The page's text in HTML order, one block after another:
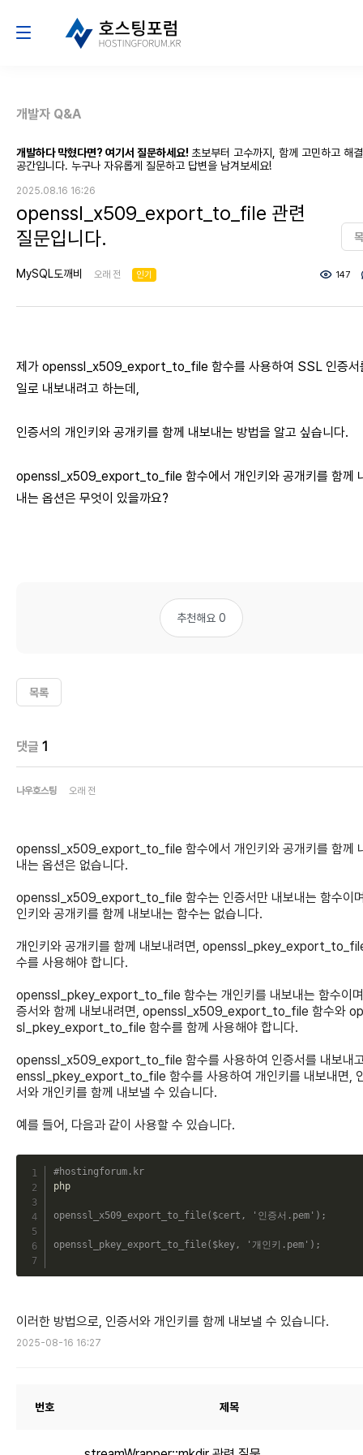
개발자 Q&A
개발하다 막혔다면? 여기서 질문하세요! 초보부터 고수까지, 함께 고민하고 해
공간입니다. 누구나 자유롭게 질문하고 답변을 남겨보세요!
2025.08.16 16:26
openssl_x509_export_to_file 관련
질문입니다.
MySQL도깨비 오래 전 인기 147
제가 openssl_x509_export_to_file 함수를 사용하여 SSL 인증서
일로 내보내려고 하는데,
인증서의 개인키와 공개키를 함께 내보내는 방법을 알고 싶습니다.
openssl_x509_export_to_file 함수에서 개인키와 공개키를 함께
내는 옵션은 무엇이 있을까요?
추천해요 0
목록
댓글 1
나우호스팅 오래 전
openssl_x509_export_to_file 함수에서 개인키와 공개키를 함께
내는 옵션은 없습니다.
openssl_x509_export_to_file 함수는 인증서만 내보내는 함수이
인키와 공개키를 함께 내보내는 함수는 없습니다.
개인키와 공개키를 함께 내보내려면,
수를 사용해야 합니다.
openssl_pkey_export_to_file 함수는 개인키를 내보내는 함수이
증서와 함께 내보내려면, openssl_x509_export_to_file 함수와
sl_pkey_export_to_file 함수를 함께 사용해야 합니다.
openssl_x509_export_to_file 함수를 사용하여 인증서를 내보내
enssl_pkey_export_to_file 함수를 사용하여 개인키를 내보내면,
서와 개인키를 함께 내보낼 수 있습니다.
예를 들어, 다음과 같이 사용할 수 있습니다.
#hostingforum.kr
php
openssl_x509_export_to_file( $cert , '인증서.pem' ) ;
openssl_pkey_export_to_file( $key, '개인키.pem' ) ;
이러한 방법으로, 인증서와 개인키를 함께 내보낼 수 있습니다.
2025-08-16 16:27
번호 제목